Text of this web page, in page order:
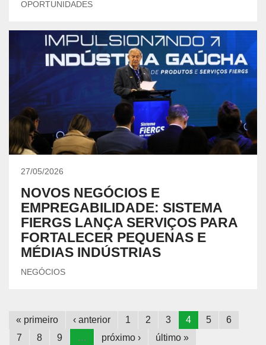
OPORTUNIDADES
27/05/2026
NOVOS NEGÓCIOS E
EMPREGABILIDADE: SISTEMA
FIERGS LANÇA SERVIÇOS PARA
FORTALECER PEQUENAS E
MÉDIAS INDÚSTRIAS
NEGÓCIOS
« primeiro ‹ anterior 1 2 3 4 5
6
7
8 9 … próximo › último »